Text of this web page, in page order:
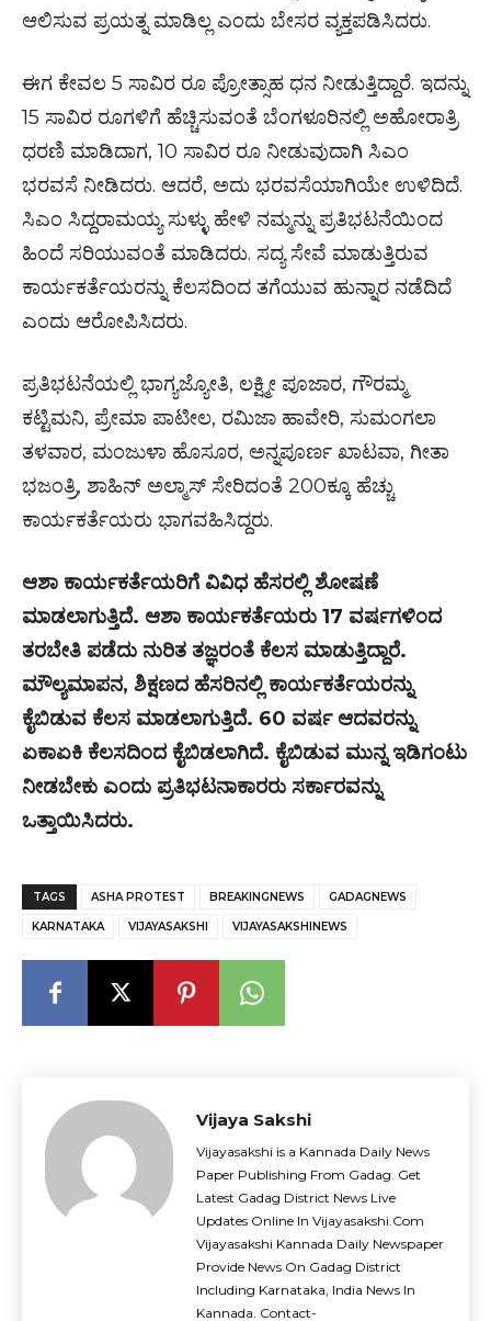
ಆಲಿಸುವ ಪ್ರಯತ್ನ ಮಾಡಿಲ್ಲ ಎಂದು ಬೇಸರ ವ್ಯಕ್ತಪಡಿಸಿದರು.
ಈಗ ಕೇವಲ 5 ಸಾವಿರ ರೂ ಪ್ರೋತ್ಸಾಹ ಧನ ನೀಡುತ್ತಿದ್ದಾರೆ. ಇದನ್ನು
15 ಸಾವಿರ ರೂಗಳಿಗೆ ಹೆಚ್ಚಿಸುವಂತೆ ಬೆಂಗಳೂರಿನಲ್ಲಿ ಅಹೋರಾತ್ರಿ
ಧರಣಿ ಮಾಡಿದಾಗ, 10 ಸಾವಿರ ರೂ ನೀಡುವುದಾಗಿ ಸಿಎಂ
ಭರವಸೆ ನೀಡಿದರು. ಆದರೆ, ಅದು ಭರವಸೆಯಾಗಿಯೇ ಉಳಿದಿದೆ.
ಸಿಎಂ ಸಿದ್ದರಾಮಯ್ಯ ಸುಳ್ಳು ಹೇಳಿ ನಮ್ಮನ್ನು ಪ್ರತಿಭಟನೆಯಿಂದ
ಹಿಂದೆ ಸರಿಯುವಂತೆ ಮಾಡಿದರು. ಸದ್ಯ ಸೇವೆ ಮಾಡುತ್ತಿರುವ
ಕಾರ್ಯಕರ್ತೆಯರನ್ನು ಕೆಲಸದಿಂದ ತಗೆಯುವ ಹುನ್ನಾರ ನಡೆದಿದೆ
ಎಂದು ಆರೋಪಿಸಿದರು.
ಪ್ರತಿಭಟನೆಯಲ್ಲಿ ಭಾಗ್ಯಜ್ಯೋತಿ, ಲಕ್ಷ್ಮೀ ಪೂಜಾರ, ಗೌರಮ್ಮ
ಕಟ್ಟಿಮನಿ, ಪ್ರೇಮಾ ಪಾಟೀಲ, ರಮಿಜಾ ಹಾವೇರಿ, ಸುಮಂಗಲಾ
ತಳವಾರ, ಮಂಜುಳಾ ಹೊಸೂರ, ಅನ್ನಪೂರ್ಣ ಖಾಟವಾ, ಗೀತಾ
ಭಜಂತ್ರಿ, ಶಾಹಿನ್ ಅಲ್ಮಾಸ್ ಸೇರಿದಂತೆ 200ಕ್ಕೂ ಹೆಚ್ಚು
ಕಾರ್ಯಕರ್ತೆಯರು ಭಾಗವಹಿಸಿದ್ದರು.
ಆಶಾ ಕಾರ್ಯಕರ್ತೆಯರಿಗೆ ವಿವಿಧ ಹೆಸರಲ್ಲಿ ಶೋಷಣೆ
ಮಾಡಲಾಗುತ್ತಿದೆ. ಆಶಾ ಕಾರ್ಯಕರ್ತೆಯರು 17 ವರ್ಷಗಳಿಂದ
ತರಬೇತಿ ಪಡೆದು ನುರಿತ ತಜ್ಞರಂತೆ ಕೆಲಸ ಮಾಡುತ್ತಿದ್ದಾರೆ.
ಮೌಲ್ಯಮಾಪನ, ಶಿಕ್ಷಣದ ಹೆಸರಿನಲ್ಲಿ ಕಾರ್ಯಕರ್ತೆಯರನ್ನು
ಕೈಬಿಡುವ ಕೆಲಸ ಮಾಡಲಾಗುತ್ತಿದೆ. 60 ವರ್ಷ ಆದವರನ್ನು
ಏಕಾಏಕಿ ಕೆಲಸದಿಂದ ಕೈಬಿಡಲಾಗಿದೆ. ಕೈಬಿಡುವ ಮುನ್ನ ಇಡಿಗಂಟು
ನೀಡಬೇಕು ಎಂದು ಪ್ರತಿಭಟನಾಕಾರರು ಸರ್ಕಾರವನ್ನು
ಒತ್ತಾಯಿಸಿದರು.
TAGS ASHA PROTEST BREAKINGNEWS GADAGNEWS
KARNATAKA VIJAYASAKSHI VIJAYASAKSHINEWS
Vijaya Sakshi
Vijayasakshi is a Kannada Daily News
Paper Publishing From Gadag. Get
Latest Gadag District News Live
Updates Online In Vijayasakshi.Com
Vijayasakshi Kannada Daily Newspaper
Provide News On Gadag District
Including Karnataka, India News In
Kannada. Contact-